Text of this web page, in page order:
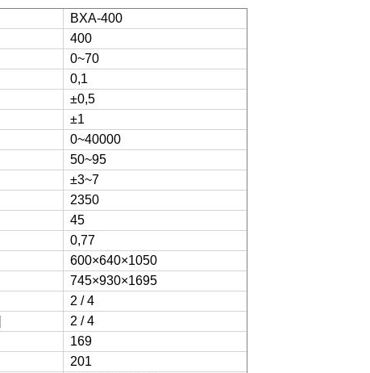
BXA-400
400
0~70
0,1
±0,5
±1
0~40000
50~95
±3~7
2350
45
0,77
600×640×1050
745×930×1695
2 / 4
2 / 4
169
201